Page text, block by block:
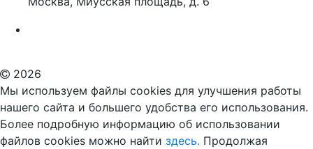
2026
Мы используем файлы cookies для улучшения работы
нашего сайта и большего удобства его использования.
Более подробную информацию об использовании
файлов cookies можно найти здесь. Продолжая